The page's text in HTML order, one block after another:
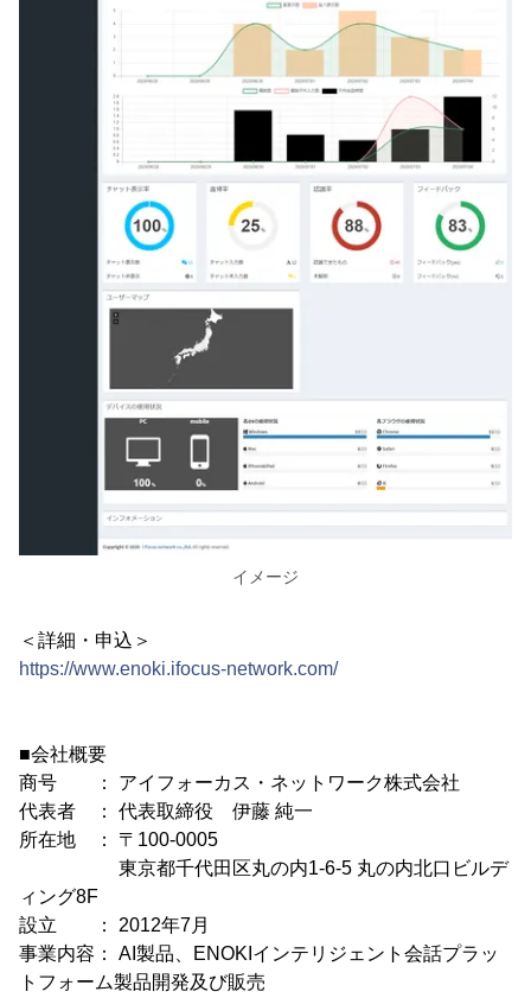
イメージ
＜詳細・申込＞
https://www.enoki.ifocus-network.com/
■会社概要
商号 ： アイフォーカス・ネットワーク株式会社
代表者 ： 代表取締役 伊藤 純一
所在地 ： 〒100-0005
東京都千代田区丸の内1-6-5 丸の内北口ビルデ
ィング8F
設立 ： 2012年7月
事業内容： AI製品、ENOKIインテリジェント会話プラッ
トフォーム製品開発及び販売